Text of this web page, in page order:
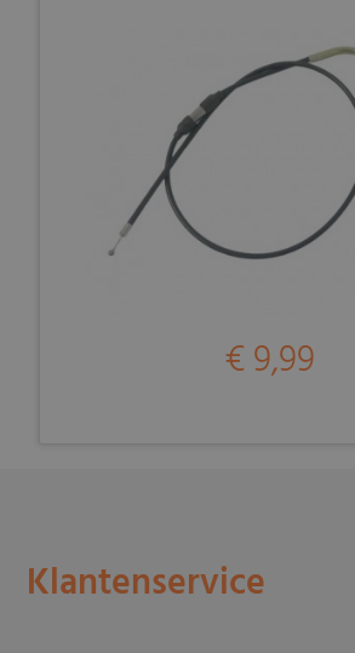
€ 9,99
Klantenservice